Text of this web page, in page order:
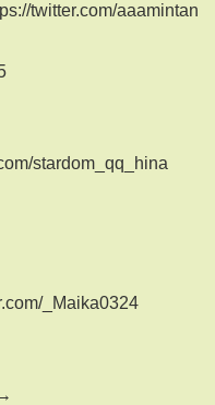
twitter.com/aaamintan
stardom_qq_hina
_Maika0324
→